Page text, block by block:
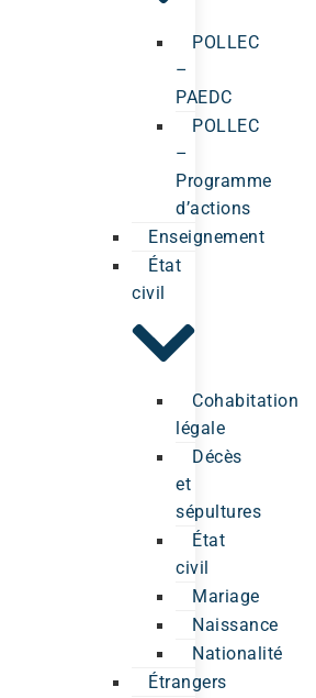
POLLEC
–
PAEDC
POLLEC
–
Programme
d’actions
Enseignement
État
civil
Cohabitation
légale
Décès
et
sépultures
État
civil
Mariage
Naissance
Nationalité
Étrangers